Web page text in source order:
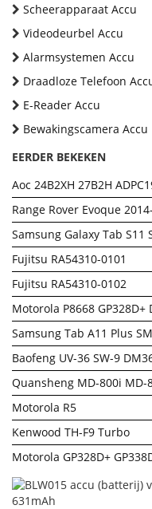
Scheerapparaat Accu
Videodeurbel Accu
Alarmsystemen Accu
Draadloze Telefoon
E-Reader Accu
Bewakingscamera Accu
EERDER BEKEKEN
Aoc 24B2XH 27B2H
Range Rover Evoque
Samsung Galaxy Tab S11
Fujitsu RA54310-0101
Fujitsu RA54310-0102
Motorola P8668 GP328D+
Samsung Tab A11 Plus
Baofeng UV-36 SW-9
Quansheng MD-800i MD-
Motorola R5
Kenwood TH-F9 Turbo
Motorola GP328D+